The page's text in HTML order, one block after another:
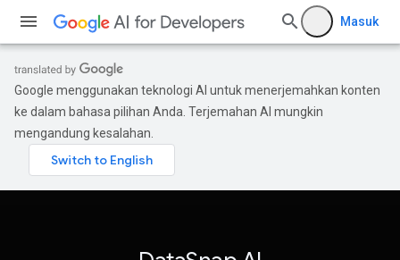
Masuk
Google menggunakan teknologi AI untuk menerjemahkan konten
ke dalam bahasa pilihan Anda. Terjemahan AI mungkin
mengandung kesalahan.